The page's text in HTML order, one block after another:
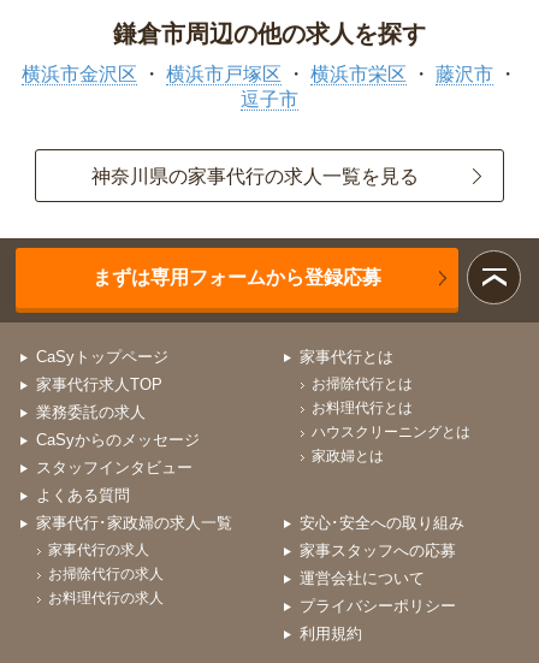
鎌倉市周辺の他の求人を探す
横浜市金沢区 横浜市戸塚区 横浜市栄区
藤沢市
逗子市
神奈川県の家事代行の求人一覧を見る
まずは専用フォームから登録応募
CaSyトップページ
家事代行求人TOP
業務委託の求人
CaSyからのメッセージ
スタッフインタビュー
よくある質問
家事代行とは
お掃除代行とは
お料理代行とは
ハウスクリーニングとは
家政婦とは
家事代行･家政婦の求人一覧
家事代行の求人
お掃除代行の求人
お料理代行の求人
安心･安全への取り組み
家事スタッフへの応募
運営会社について
プライバシーポリシー
利用規約